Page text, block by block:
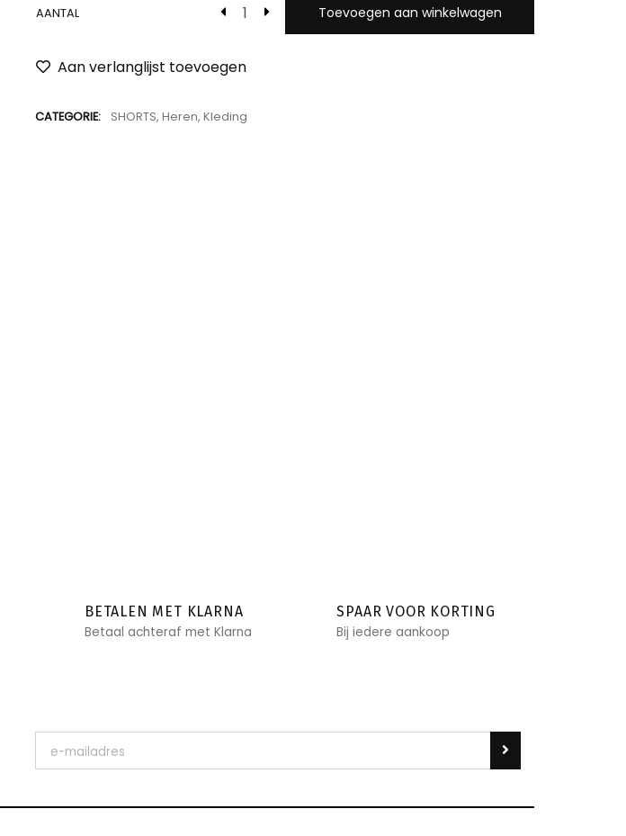
AANTAL Toevoegen aan winkelwagen
Aan verlanglijst toevoegen
CATEGORIE: SHORTS, Heren, Kleding
BETALEN MET KLARNA
Betaal achteraf met Klarna
SPAAR VOOR KORTING
Bij iedere aankoop